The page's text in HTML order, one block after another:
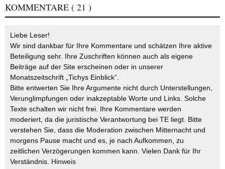
KOMMENTARE ( 21 )
Liebe Leser!
Wir sind dankbar für Ihre Kommentare und schätzen Ihre aktive
Beteiligung sehr. Ihre Zuschriften können auch als eigene
Beiträge auf der Site erscheinen oder in unserer
Monatszeitschrift „Tichys Einblick“.
Bitte entwerten Sie Ihre Argumente nicht durch Unterstellungen,
Verunglimpfungen oder inakzeptable Worte und Links. Solche
Texte schalten wir nicht frei. Ihre Kommentare werden
moderiert, da die juristische Verantwortung bei TE liegt. Bitte
verstehen Sie, dass die Moderation zwischen Mitternacht und
morgens Pause macht und es, je nach Aufkommen, zu
zeitlichen Verzögerungen kommen kann. Vielen Dank für Ihr
Verständnis. Hinweis